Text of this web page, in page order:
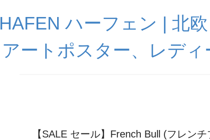
HAFEN ハーフェン | 北
アートポスター、レデ
【SALE セール】French Bull (フレン